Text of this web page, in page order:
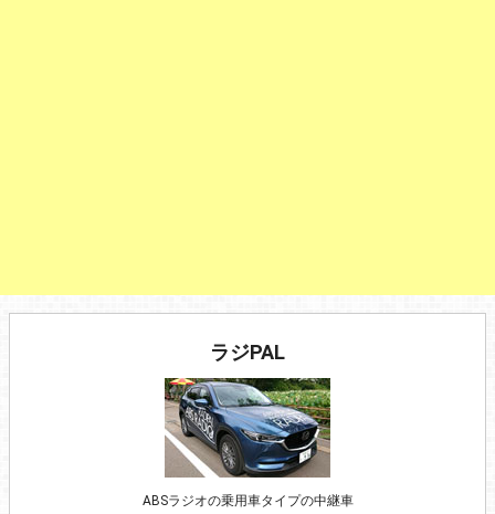
ラジPAL
ABSラジオの乗用車タイプの中継車